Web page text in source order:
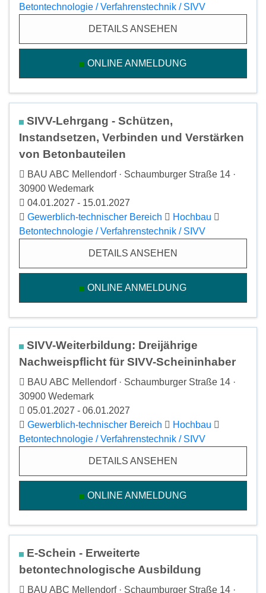
Betontechnologie / Verfahrenstechnik / SIVV
DETAILS ANSEHEN
ONLINE ANMELDUNG
SIVV-Lehrgang - Schützen,
Instandsetzen, Verbinden und Verstärken
von Betonbauteilen
BAU ABC Mellendorf · Schaumburger Straße 14 ·
30900 Wedemark
04.01.2027 - 15.01.2027
Gewerblich-technischer Bereich
Hochbau
Betontechnologie / Verfahrenstechnik / SIVV
DETAILS ANSEHEN
ONLINE ANMELDUNG
SIVV-Weiterbildung: Dreijährige
Nachweispflicht für SIVV-Scheininhaber
BAU ABC Mellendorf · Schaumburger Straße 14 ·
30900 Wedemark
05.01.2027 - 06.01.2027
Gewerblich-technischer Bereich
Hochbau
Betontechnologie / Verfahrenstechnik / SIVV
DETAILS ANSEHEN
ONLINE ANMELDUNG
E-Schein - Erweiterte
betontechnologische Ausbildung
BAU ABC Mellendorf · Schaumburger Straße 14 ·